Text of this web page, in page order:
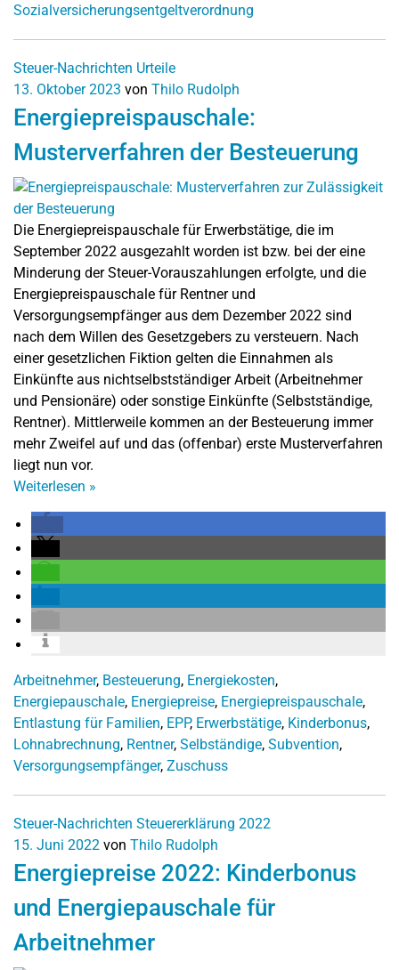
Sozialversicherungsentgeltverordnung
Steuer-Nachrichten Urteile
13. Oktober 2023 von Thilo Rudolph
Energiepreispauschale:
Musterverfahren der Besteuerung
Die Energiepreispauschale für Erwerbstätige, die im
September 2022 ausgezahlt worden ist bzw. bei der eine
Minderung der Steuer-Vorauszahlungen erfolgte, und die
Energiepreispauschale für Rentner und
Versorgungsempfänger aus dem Dezember 2022 sind
nach dem Willen des Gesetzgebers zu versteuern. Nach
einer gesetzlichen Fiktion gelten die Einnahmen als
Einkünfte aus nichtselbstständiger Arbeit (Arbeitnehmer
und Pensionäre) oder sonstige Einkünfte (Selbstständige,
Rentner). Mittlerweile kommen an der Besteuerung immer
mehr Zweifel auf und das (offenbar) erste Musterverfahren
liegt nun vor.
Weiterlesen »
Arbeitnehmer, Besteuerung, Energiekosten,
Energiepauschale, Energiepreise, Energiepreispauschale,
Entlastung für Familien, EPP, Erwerbstätige, Kinderbonus,
Lohnabrechnung, Rentner, Selbständige, Subvention,
Versorgungsempfänger, Zuschuss
Steuer-Nachrichten Steuererklärung 2022
15. Juni 2022 von Thilo Rudolph
Energiepreise 2022: Kinderbonus
und Energiepauschale für
Arbeitnehmer